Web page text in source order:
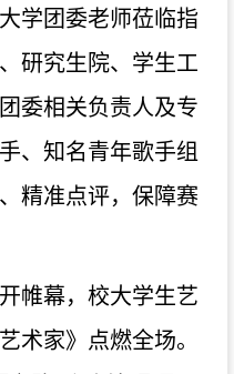
学团委老师莅临指
研究生院、学生工
委相关负责人及专
、知名青年歌手组
精准点评，保障赛
帷幕，校大学生艺
术家》点燃全场。